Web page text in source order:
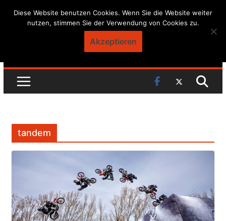
Skip
tandem
Diese Website benutzen Cookies. Wenn Sie die Website weiter
nutzen, stimmen Sie der Verwendung von Cookies zu.
Akzeptieren